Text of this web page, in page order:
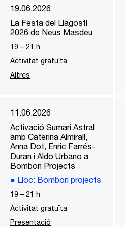
19.06.2026
La Festa del Llagostí
2026 de Neus Masdeu
19 – 21
h
Activitat gratuïta
Altres
11.06.2026
Activació Sumari Astral
amb Caterina Almirall,
Anna Dot, Enric Farrés-
Duran i Aldo Urbano a
Bombon Projects
● Lloc: Bombon projects
19 – 21
h
Activitat gratuïta
Presentació